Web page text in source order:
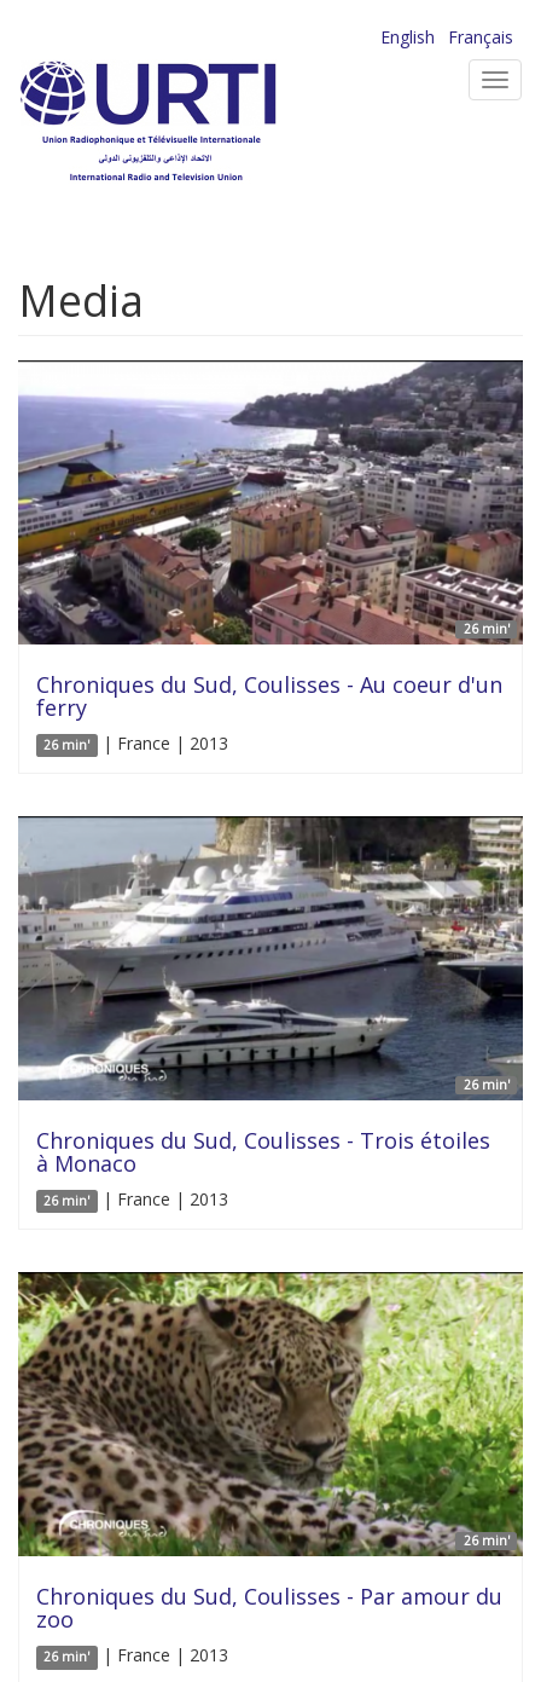
contenu
principal
English
Français
Media
26 min'
Chroniques du Sud, Coulisses - Au coeur d'un
ferry
26 min' | France | 2013
26 min'
Chroniques du Sud, Coulisses - Trois étoiles
à Monaco
26 min' | France | 2013
26 min'
Chroniques du Sud, Coulisses - Par amour du
zoo
26 min' | France | 2013